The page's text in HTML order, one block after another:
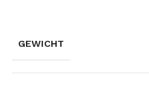
GEWICHT